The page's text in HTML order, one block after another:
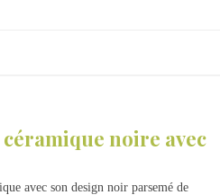
noire avec
avec son design noir parsemé de